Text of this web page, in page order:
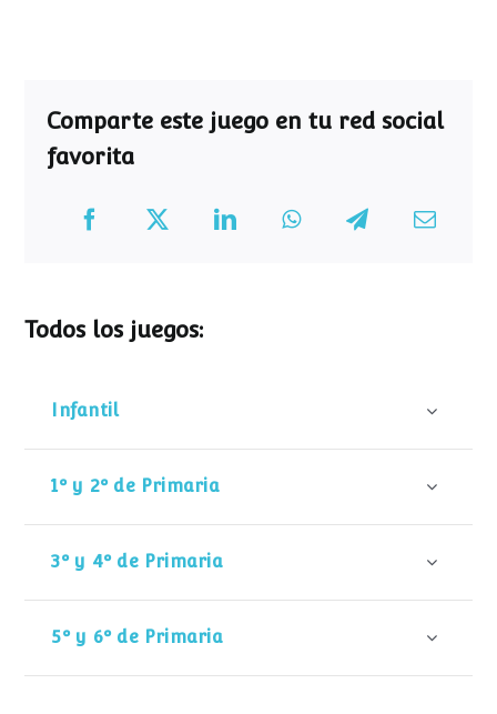
Comparte este juego en tu red social
favorita
Todos los juegos:
Infantil
1º y 2º de Primaria
3º y 4º de Primaria
5º y 6º de Primaria